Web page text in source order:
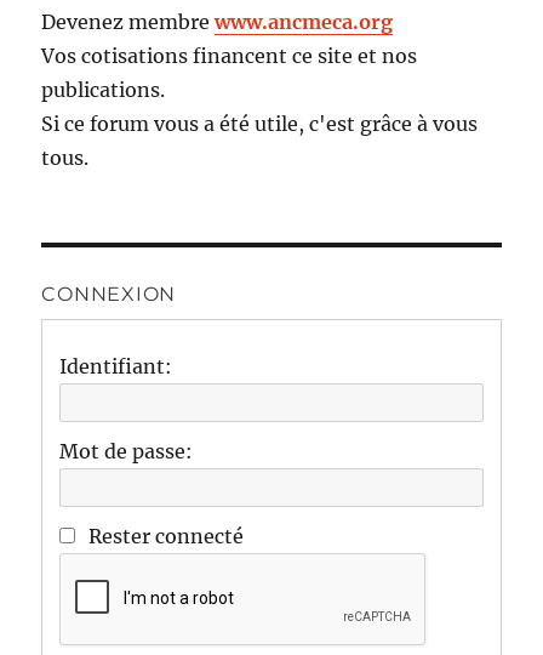
Devenez membrewww.ancmeca.org
Vos cotisations financent ce site et nos
publications.
Si ce forum vous a été utile, c'est grâce à vous
tous.
CONNEXION
Identifiant:
Mot de passe:
Rester connecté